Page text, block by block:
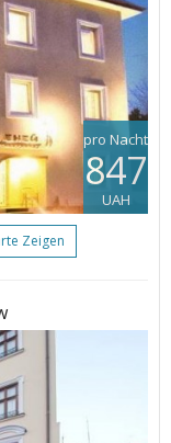
pro Nacht
847
UAH
Zeigen